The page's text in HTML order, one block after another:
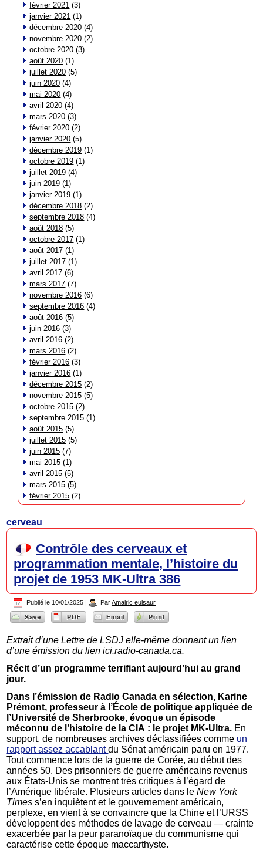
février 2021 (3)
janvier 2021 (1)
décembre 2020 (4)
novembre 2020 (2)
octobre 2020 (3)
août 2020 (1)
juillet 2020 (5)
juin 2020 (4)
mai 2020 (4)
avril 2020 (4)
mars 2020 (3)
février 2020 (2)
janvier 2020 (5)
décembre 2019 (1)
octobre 2019 (1)
juillet 2019 (4)
juin 2019 (1)
janvier 2019 (1)
décembre 2018 (2)
septembre 2018 (4)
août 2018 (5)
octobre 2017 (1)
août 2017 (1)
juillet 2017 (1)
avril 2017 (6)
mars 2017 (7)
novembre 2016 (6)
septembre 2016 (4)
août 2016 (5)
juin 2016 (3)
avril 2016 (2)
mars 2016 (2)
février 2016 (3)
janvier 2016 (1)
décembre 2015 (2)
novembre 2015 (5)
octobre 2015 (2)
septembre 2015 (1)
août 2015 (5)
juillet 2015 (5)
juin 2015 (7)
mai 2015 (1)
avril 2015 (5)
mars 2015 (5)
février 2015 (2)
cerveau
Contrôle des cerveaux et
programmation mentale, l’histoire du
projet de 1953 MK-Ultra 386
Publié le 10/01/2025 | Par Amalric eulsaur
Extrait d’une Lettre de LSDJ elle-même donnant un lien
d’une émission du lien ici.radio-canada.ca.
Récit d’un programme terrifiant aujourd’hui au grand
jour.
Dans l’émission de Radio Canada en sélection, Karine
Prémont, professeur à l’École de politique appliquée de
l’Université de Sherbrooke, évoque un épisode
méconnu de l’histoire de la CIA : le projet MK-Ultra. En
support, de nombreuses archives déclassifiées comme un
rapport assez accablantdu Sénat américain paru en 1977.
Tout commence lors de la guerre de Corée, au début des
années 50. Des prisonniers de guerre américains revenus
aux États-Unis se montrent très critiques à l’égard de
l’Amérique libérale. Plusieurs articles dans leNew York
Timess’en inquiètent et le gouvernement américain,
perplexe, en vient à se convaincre que la Chine et l’URSS
développent des méthodes de lavage de cerveau — crainte
exacerbée par la peur paranoïaque du communisme qui
caractérise cette époque maccarthyste.